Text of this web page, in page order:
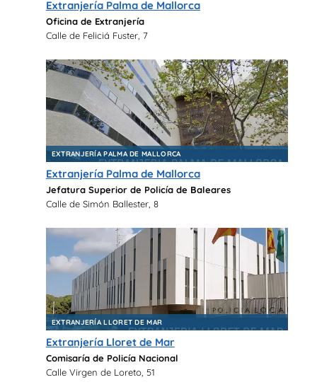
Extranjería Palma de Mallorca
Oficina de Extranjería
Calle de Feliciá Fuster, 7
EXTRANJERÍA PALMA DE MALLORCA
Extranjería Palma de Mallorca
Jefatura Superior de Policía de Baleares
Calle de Simón Ballester, 8
EXTRANJERÍA LLORET DE MAR
Extranjería Lloret de Mar
Comisaría de Policía Nacional
Calle Virgen de Loreto, 51